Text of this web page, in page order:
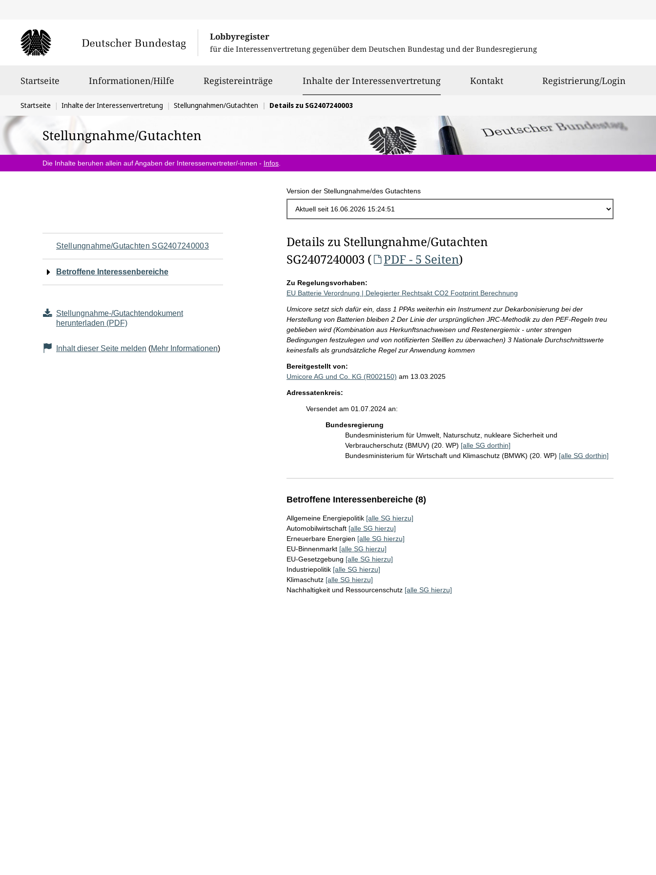
Lobbyregister
für die Interessenvertretung gegenüber dem Deutschen Bundestag und der Bundesregierung
Startseite Informationen/Hilfe Registereinträge Inhalte der Interessenvertretungausgewählt
Kontakt Registrierung/Login
Sie
befinden
sich
hier:
Startseite Inhalte der Interessenvertretung Stellungnahmen/Gutachten Details zu SG2407240003
Stellungnahme/Gutachten
Die Inhalte beruhen allein auf Angaben der Interessenvertreter/-innen - Infos
Version der Stellungnahme/des Gutachtens
Navigation
für
Seiteninhalt
Stellungnahme/Gutachten SG2407240003
Betroffene Interessenbereiche
Stellungnahme-/Gutachtendokument
herunterladen (PDF)
Inhalt dieser Seite melden (Mehr Informationen)
Details zu Stellungnahme/Gutachten
SG2407240003 (
PDF - 5 Seiten)
Zu Regelungsvorhaben:
EU Batterie Verordnung | Delegierter Rechtsakt CO2 Footprint Berechnung
Umicore setzt sich dafür ein, dass 1 PPAs weiterhin ein Instrument zur Dekarbonisierung bei der
Herstellung von Batterien bleiben 2 Der Linie der ursprünglichen JRC-Methodik zu den PEF-Regeln treu
geblieben wird (Kombination aus Herkunftsnachweisen und Restenergiemix - unter strengen
Bedingungen festzulegen und von notifizierten Stelllen zu überwachen) 3 Nationale Durchschnittswerte
keinesfalls als grundsätzliche Regel zur Anwendung kommen
Bereitgestellt von:
Umicore AG und Co. KG (R002150) am 13.03.2025
Adressatenkreis:
Versendet am 01.07.2024 an:
Bundesregierung
Bundesministerium für Umwelt, Naturschutz, nukleare Sicherheit und
Verbraucherschutz (BMUV) (20. WP) [alle SG dorthin]
Bundesministerium für Wirtschaft und Klimaschutz (BMWK) (20. WP) [alle SG dorthin]
Betroffene Interessenbereiche (8)
Allgemeine Energiepolitik [alle SG hierzu]
Automobilwirtschaft [alle SG hierzu]
Erneuerbare Energien [alle SG hierzu]
EU-Binnenmarkt [alle SG hierzu]
EU-Gesetzgebung [alle SG hierzu]
Industriepolitik [alle SG hierzu]
Klimaschutz [alle SG hierzu]
Nachhaltigkeit und Ressourcenschutz [alle SG hierzu]